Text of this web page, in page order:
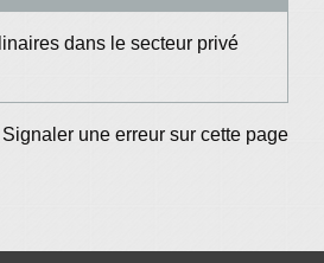
dans le secteur privé
Signaler une erreur sur cette page